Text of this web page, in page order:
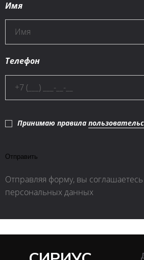
Имя
Телефон
Принимаю правила
Отправить
Отправляя форму, вы
персональных данных